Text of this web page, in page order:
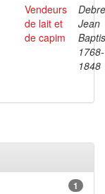
Vendeurs
de lait et
de capim
Jean
1768-
1848
1